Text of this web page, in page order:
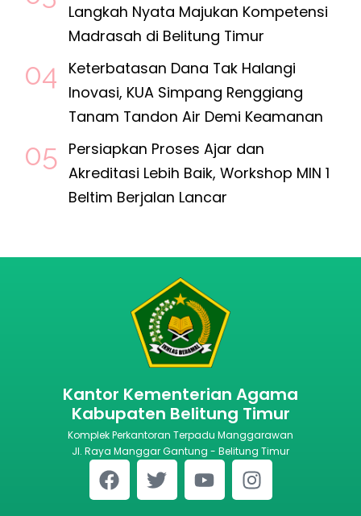
Langkah Nyata Majukan Kompetensi
Madrasah di Belitung Timur
Keterbatasan Dana Tak Halangi
Inovasi, KUA Simpang Renggiang
Tanam Tandon Air Demi Keamanan
Persiapkan Proses Ajar dan
Akreditasi Lebih Baik, Workshop MIN 1
Beltim Berjalan Lancar
Kantor Kementerian Agama
Kabupaten Belitung Timur
Komplek Perkantoran Terpadu Manggarawan
Jl. Raya Manggar Gantung - Belitung Timur